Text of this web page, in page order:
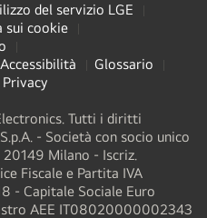
del servizio LGE
sui cookie
Accessibilità
Glossario
Privacy
Tutti i diritti
- Società con socio unico
20149 Milano - Iscriz.
Fiscale e Partita IVA
- Capitale Sociale Euro
AEE IT08020000002343​